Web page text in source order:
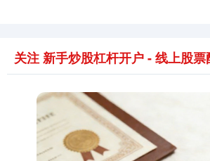
期指IC0 7877.80
关注 新手炒股杠杆开户 - 线上股